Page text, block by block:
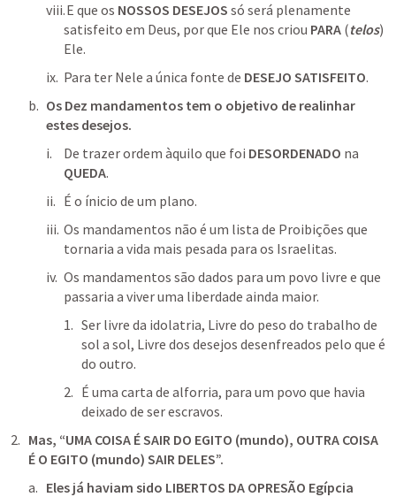
E que os NOSSOS DESEJOS só será plenamente
satisfeito em Deus, por que Ele nos criou PARA (telos)
Ele.
Para ter Nele a única fonte de DESEJO SATISFEITO.
Os Dez mandamentos tem o objetivo de realinhar
estes desejos.
De trazer ordem àquilo que foi DESORDENADO
QUEDA.
É o ínicio de um plano.
Os mandamentos não é um lista de Proibições que
tornaria a vida mais pesada para os Israelitas.
Os mandamentos são dados para um povo livre e que
passaria a viver uma liberdade ainda maior.
Ser livre da idolatria, Livre do peso do trabalho de
sol a sol, Livre dos desejos desenfreados pelo que é
do outro.
É uma carta de alforria, para um povo que havia
deixado de ser escravos.
Mas, “UMA COISA É SAIR DO EGITO (mundo), OUTRA COISA
É O EGITO (mundo) SAIR DELES”.
Eles já haviam sido LIBERTOS DA OPRESÃO Egípcia